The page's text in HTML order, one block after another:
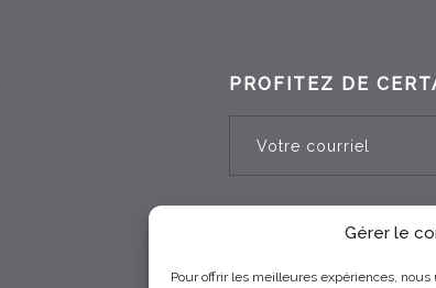
Gérer le
Pour offrir les meilleures expériences,
PROFITEZ DE